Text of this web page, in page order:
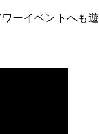
ーイベントへも遊